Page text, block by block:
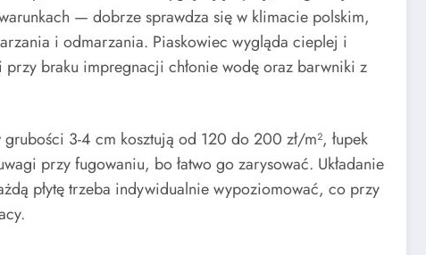
— dobrze sprawdza się w klimacie polskim,
i odmarzania. Piaskowiec wygląda cieplej i
braku impregnacji chłonie wodę oraz barwniki z
3-4 cm kosztują od 120 do 200 zł/m², łupek
przy fugowaniu, bo łatwo go zarysować. Układanie
płytę trzeba indywidualnie wypoziomować, co przy